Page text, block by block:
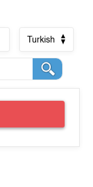
Turkish